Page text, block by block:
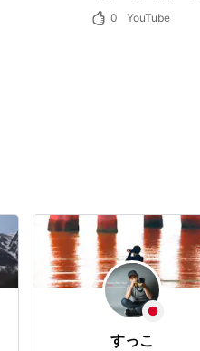
0
YouTube
すっこ